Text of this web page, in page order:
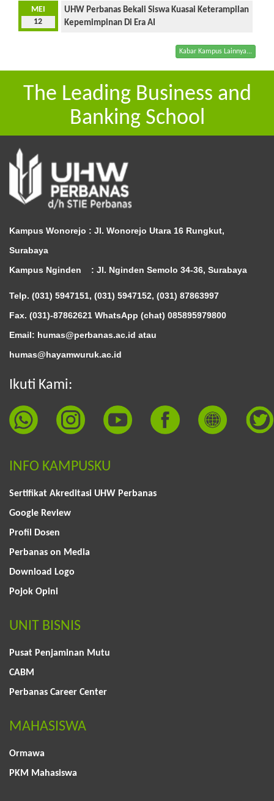
MEI
12
UHW Perbanas Bekali Siswa Kuasai Keterampilan
Kepemimpinan Di Era AI
Kabar Kampus Lainnya...
The Leading Business and
Banking School
Kampus Wonorejo : Jl. Wonorejo Utara 16 Rungkut,
Surabaya
Kampus Nginden : Jl. Nginden Semolo 34-36, Surabaya
Telp. (031) 5947151, (031) 5947152, (031) 87863997
Fax. (031)-87862621 WhatsApp (chat) 085895979800
Email: humas@perbanas.ac.id atau
humas@hayamwuruk.ac.id
Ikuti Kami:
INFO KAMPUSKU
Sertifikat Akreditasi UHW Perbanas
Google Review
Profil Dosen
Perbanas on Media
Download Logo
Pojok Opini
UNIT BISNIS
Pusat Penjaminan Mutu
CABM
Perbanas Career Center
MAHASISWA
Ormawa
PKM Mahasiswa